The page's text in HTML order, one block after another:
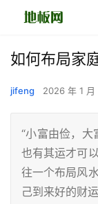
如何布局家
jifeng 2026 年 1
“小富由俭，大
也有其运才可
往一个布局风
己到来好的财运